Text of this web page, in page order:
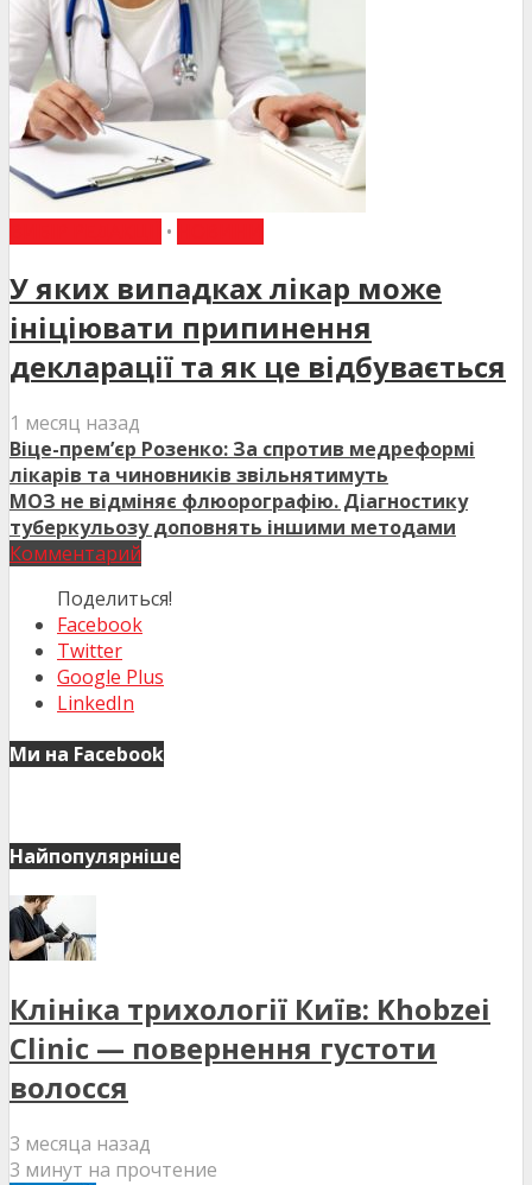
•
У яких випадках лікар може
ініціювати припинення
декларації та як це відбувається
1 месяц назад
Віце-прем’єр Розенко: За спротив медреформі
лікарів та чиновників звільнятимуть
МОЗ не відміняє флюорографію. Діагностику
туберкульозу доповнять іншими методами
Комментарий
Поделиться!
Facebook
Twitter
Google Plus
LinkedIn
Ми на Facebook
Найпопулярніше
Клініка трихології Київ: Khobzei
Clinic — повернення густоти
волосся
3 месяца назад
3 минут на прочтение